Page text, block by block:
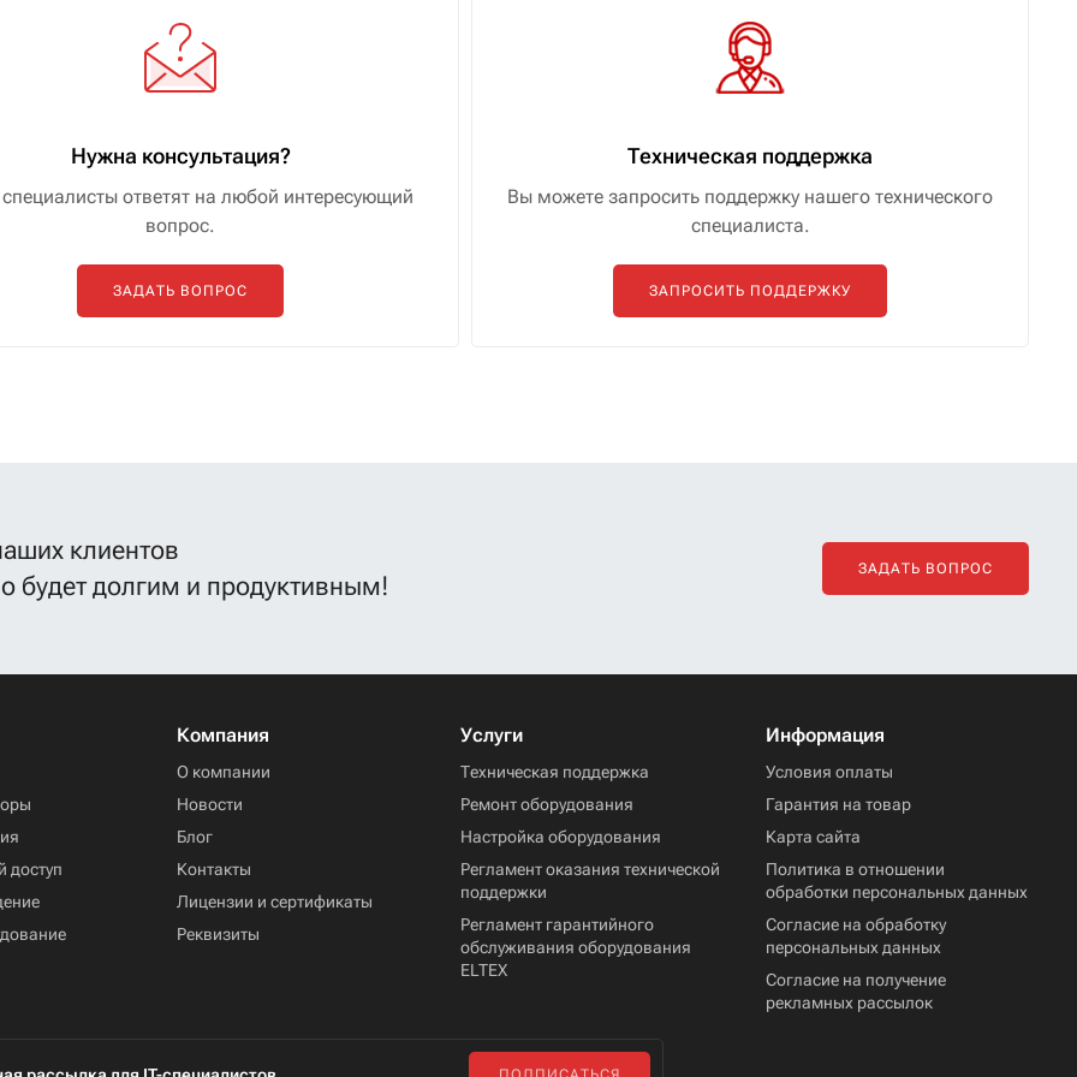
Нужна консультация?
ответят на любой интересующий
вопрос.
ЗАДАТЬ ВОПРОС
Техническая поддержка
Вы можете запросить поддержку нашего технического
специалиста.
ЗАПРОСИТЬ ПОДДЕРЖКУ
клиентов
будет долгим и продуктивным!
ЗАДАТЬ ВОПРОС
доступ
Компания
О компании
Новости
Блог
Контакты
Лицензии и сертификаты
Реквизиты
Услуги
Техническая поддержка
Ремонт оборудования
Настройка оборудования
Регламент оказания технической
поддержки
Регламент гарантийного
обслуживания оборудования
ELTEX
Информация
Условия оплаты
Гарантия на товар
Карта сайта
Политика в отношении
обработки персональных данных
Согласие на обработку
персональных данных
Согласие на получение
рекламных рассылок